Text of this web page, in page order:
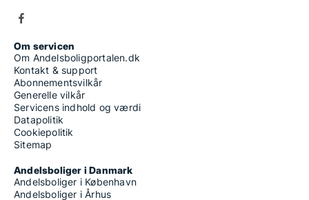
Om servicen
Om Andelsboligportalen.dk
Kontakt & support
Abonnementsvilkår
Generelle vilkår
Servicens indhold og værdi
Datapolitik
Cookiepolitik
Sitemap
Andelsboliger i Danmark
Andelsboliger i København
Andelsboliger i Århus